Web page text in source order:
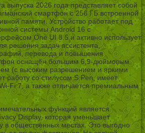
выпуска 2026 года представляет собой
смартфон с 256 ГБ встроенной
памяти. Устройство работает под
системы Android 16 с
One UI 8.5 и активно использует
решения задач ассистента,
перевода и повышения
оснащён большим 6,9-дюймовым
(с высоким разрешением и яркими
работу со стилусом S Pen, имеет
Fi 7, а также отличается премиальным
функций является
Display, которая уменьшает
в общественных местах. Это выгодно